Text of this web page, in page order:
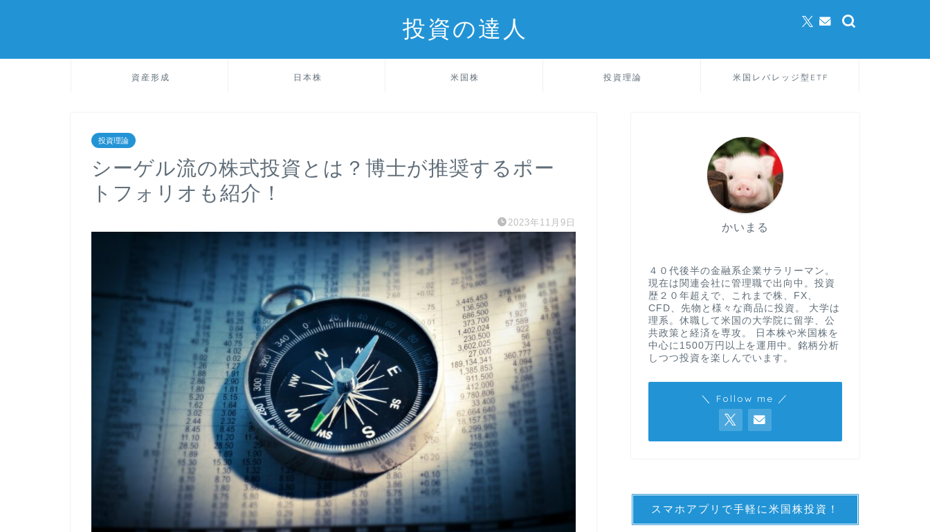
投資の達人
資産形成 日本株 米国株 投資理論 米国レバレッジ型ETF
投資理論
シーゲル流の株式投資とは？博士が推奨するポー
トフォリオも紹介！
2023年11月9日 かいまる
４０代後半の金融系企業サラリーマン。
現在は関連会社に管理職で出向中。投資
歴２０年超えで、これまで株、FX、
CFD、先物と様々な商品に投資。 大学は
理系。休職して米国の大学院に留学、公
共政策と経済を専攻。 日本株や米国株を
中心に1500万円以上を運用中。銘柄分析
しつつ投資を楽しんでいます。
＼ Follow me ／
スマホアプリで手軽に米国株投資！